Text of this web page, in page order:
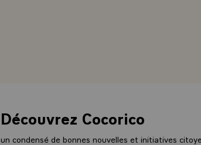
DANS DE BONNES
CHARTE DES
PARTICULIERS, EN
PARTICULIEREMENT
Découvrez Cocorico
un condensé de bonnes nouvelles et initiatives